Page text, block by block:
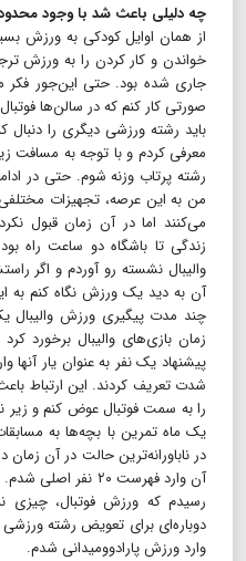
چه دلیلی باعث شد با وجود
از همان اوایل کودکی به ورزش
خواندن و کار کردن را به ورزش
جاری شده بود. حتی این‌جور فکر
صورتی کار کنم که در سالن‌ها
باید رشته ورزشی دیگری را دنبال
معرفی کردم و با توجه به مسافت
رشته پرتاب وزنه شوم. حتی در
من به این عرصه، تجهیزات
می‌کنند اما در آن زمان قبول
زندگی تا باشگاه دو ساعت راه
والیبال نشسته رو آوردم و اگر
آن به دید یک ورزش نگاه کنم به
چند مدت پیگیری ورزش والیبال
زمان بازی‌های والیبال برخورد
پیشنهاد یک نفر به عنوان یار
شدت تعریف کردند. این ارتباط
را به سمت فوتبال عوض کنم و زیر
یک ماه تمرین با بچه‌ها به
در ناباورانه‌ترین حالت در آن
آن وارد فهرست ۲۰
رسیدم که ورزش فوتبال، چیزی
دوباره‌ای برای تعویض رشته
وارد ورزش پارادوومیدانی شدم.